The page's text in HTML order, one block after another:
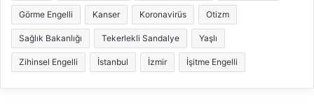
Görme Engelli Kanser Koronavirüs Otizm
Sağlık Bakanlığı Tekerlekli Sandalye Yaşlı
Zihinsel Engelli İstanbul İzmir İşitme Engelli